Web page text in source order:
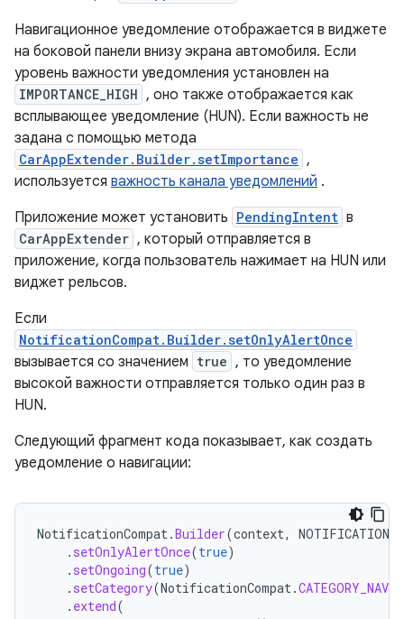
Навигационное уведомление отображается в виджете
на боковой панели внизу экрана автомобиля. Если
уровень важности уведомления установлен на
IMPORTANCE_HIGH , оно также отображается как
всплывающее уведомление (HUN). Если важность не
задана с помощью метода
CarAppExtender.Builder.setImportance ,
используется важность канала уведомлений .
Приложение может установить PendingIntent в
CarAppExtender , который отправляется в
приложение, когда пользователь нажимает на HUN или
виджет рельсов.
Если
NotificationCompat.Builder.setOnlyAlertOnce
вызывается со значением true , то уведомление
высокой важности отправляется только один раз в
HUN.
Следующий фрагмент кода показывает, как создать
уведомление о навигации:
NotificationCompat .Builder(context,
. setOnlyAlertOnce(true)
. setOngoing(true)
. setCategory(NotificationCompat .
. extend(